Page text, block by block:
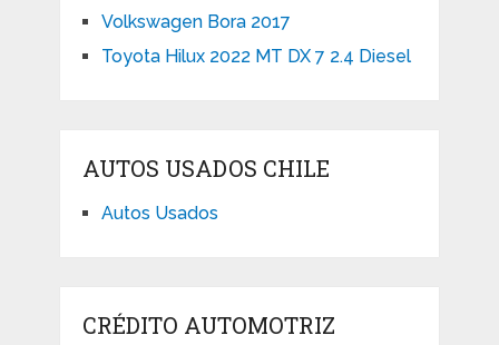
Volkswagen Bora 2017
Toyota Hilux 2022 MT DX 7 2.4 Diesel
AUTOS USADOS CHILE
Autos Usados
CRÉDITO AUTOMOTRIZ